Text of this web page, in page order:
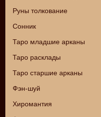
Руны толкование
Сонник
Таро младшие арканы
Таро расклады
Таро старшие арканы
Фэн-шуй
Хиромантия